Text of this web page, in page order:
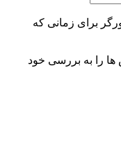
برای زمانی که
ها را به بررسی خود